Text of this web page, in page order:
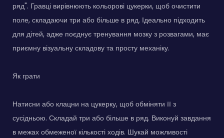
ряд". Гравці вирівнюють кольорові цукерки, щоб очистити
поле, складаючи три або більше в ряд. Ідеально підходить
для дітей, адже поєднує тренування мозку з розвагами, має
приємну візуальну складову та просту механіку.
Як грати
Натисни або клацни на цукерку, щоб обміняти її з
сусідньою. Складай три або більше в ряд. Виконуй завдання
в межах обмеженої кількості ходів. Шукай можливості